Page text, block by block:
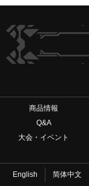
ヴァンガードch
商品情報
Q&A
大会・イベント
English 简体中文